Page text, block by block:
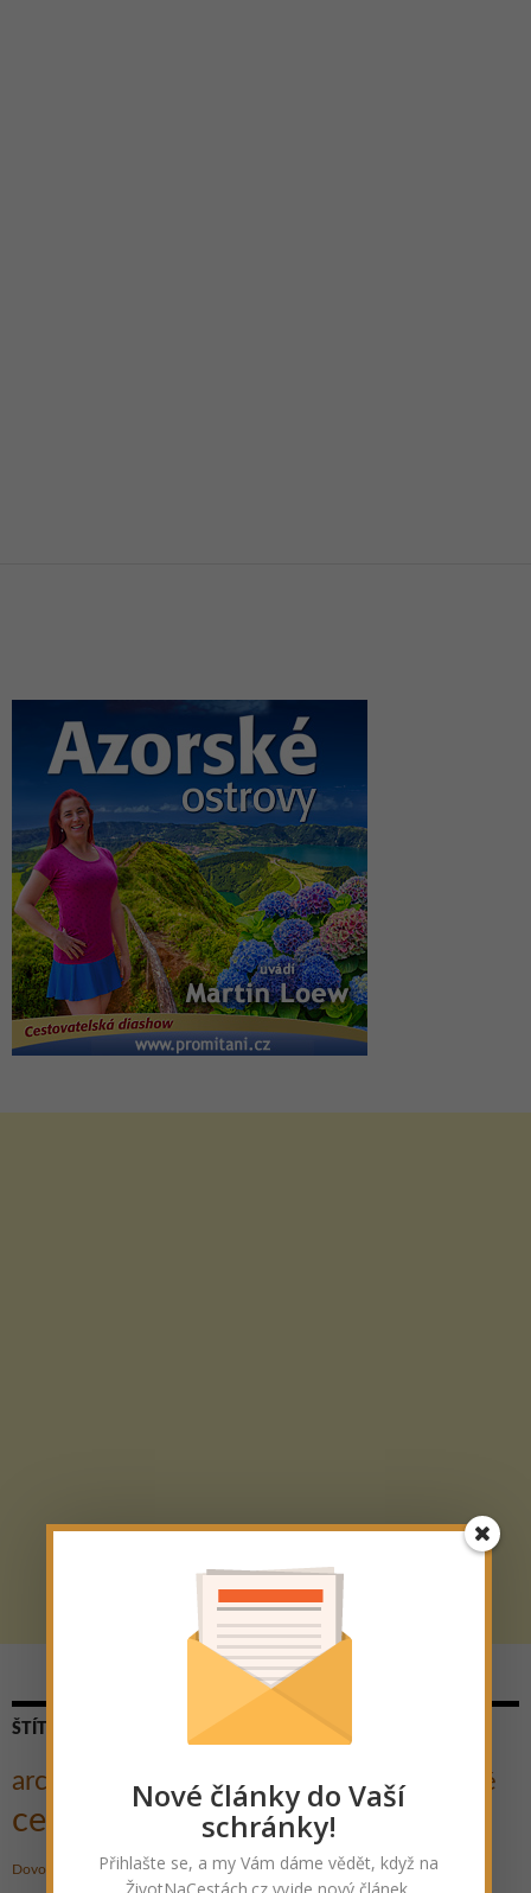
ŠTÍTKY
architektura Autostop Cesta kolem světa Cestovatelé
cestování Cyklo Dobrodružství
Dovolená Festival Gent historie horyHrad Indie
Nové články do Vaší
schránky!
Přihlašte se, a my Vám dáme vědět, když na
ŽivotNaCestách.cz vyjde nový článek.